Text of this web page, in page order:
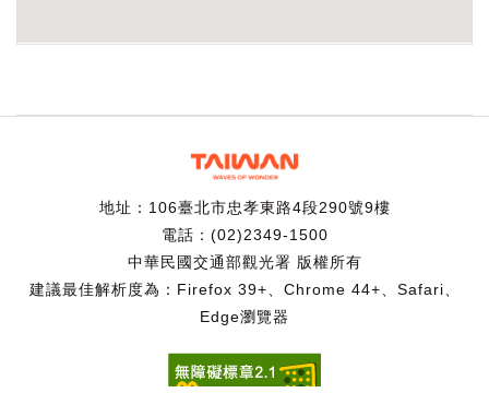
地址：106臺北市忠孝東路4段290號9樓
電話：(02)2349-1500
中華民國交通部觀光署 版權所有
建議最佳解析度為：Firefox 39+、Chrome 44+、Safari、
Edge瀏覽器